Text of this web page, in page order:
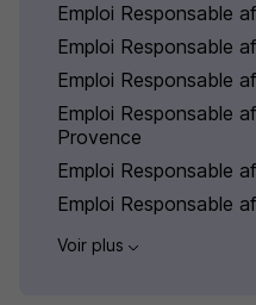
Emploi Responsable
Emploi Responsable
Emploi Responsable
Emploi Responsable
Provence
Emploi Responsable
Emploi Responsable
Voir plus